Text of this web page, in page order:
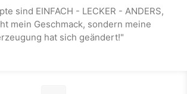
sind EINFACH - LECKER - ANDERS,
mein Geschmack, sondern meine
hat sich geändert!"